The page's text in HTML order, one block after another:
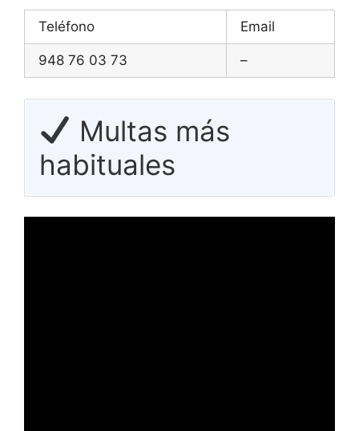
Teléfono Email
948 76 03 73 –
Multas más
habituales